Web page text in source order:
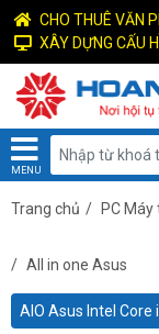
CHO THUÊ VĂN
XÂY DỰNG CẤU
MENU
Trang chủ / PC Máy
/ All in one Asus
AIO Asus Intel Core